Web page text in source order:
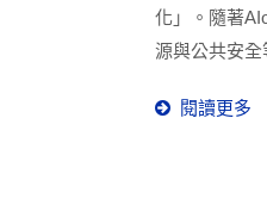
化」。隨著
源與公共安全
等挑戰。如何
閱讀更多